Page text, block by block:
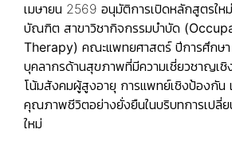
เมษายน 2569 อนุมัติการเปิดหลักสูตรใหม่
บัณฑิต สาขาวิชากิจกรรมบำบัด (
Therapy) คณะแพทยศาสตร์ ปีการศึกษ
บุคลากรด้านสุขภาพที่มีความเชี่ยวชาญเชิ
โน้มสังคมผู้สูงอายุ การแพทย์เชิงป้องกัน
คุณภาพชีวิตอย่างยั่งยืนในบริบทการเปลี่
ใหม่